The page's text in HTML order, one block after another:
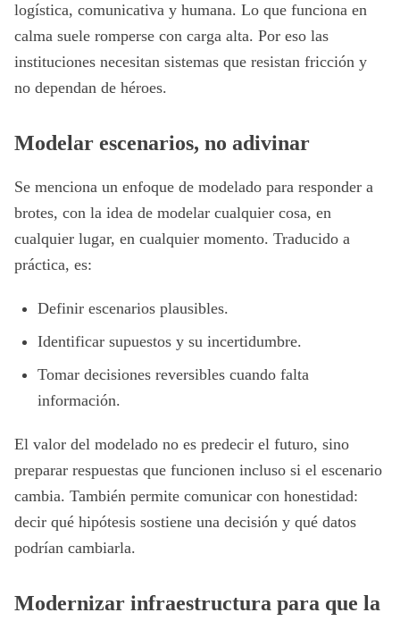
logística, comunicativa y humana. Lo que funciona en
calma suele romperse con carga alta. Por eso las
instituciones necesitan sistemas que resistan fricción y
no dependan de héroes.
Modelar escenarios, no adivinar
Se menciona un enfoque de modelado para responder a
brotes, con la idea de modelar cualquier cosa, en
cualquier lugar, en cualquier momento. Traducido a
práctica, es:
Definir escenarios plausibles.
Identificar supuestos y su incertidumbre.
Tomar decisiones reversibles cuando falta
información.
El valor del modelado no es predecir el futuro, sino
preparar respuestas que funcionen incluso si el escenario
cambia. También permite comunicar con honestidad:
decir qué hipótesis sostiene una decisión y qué datos
podrían cambiarla.
Modernizar infraestructura para que la